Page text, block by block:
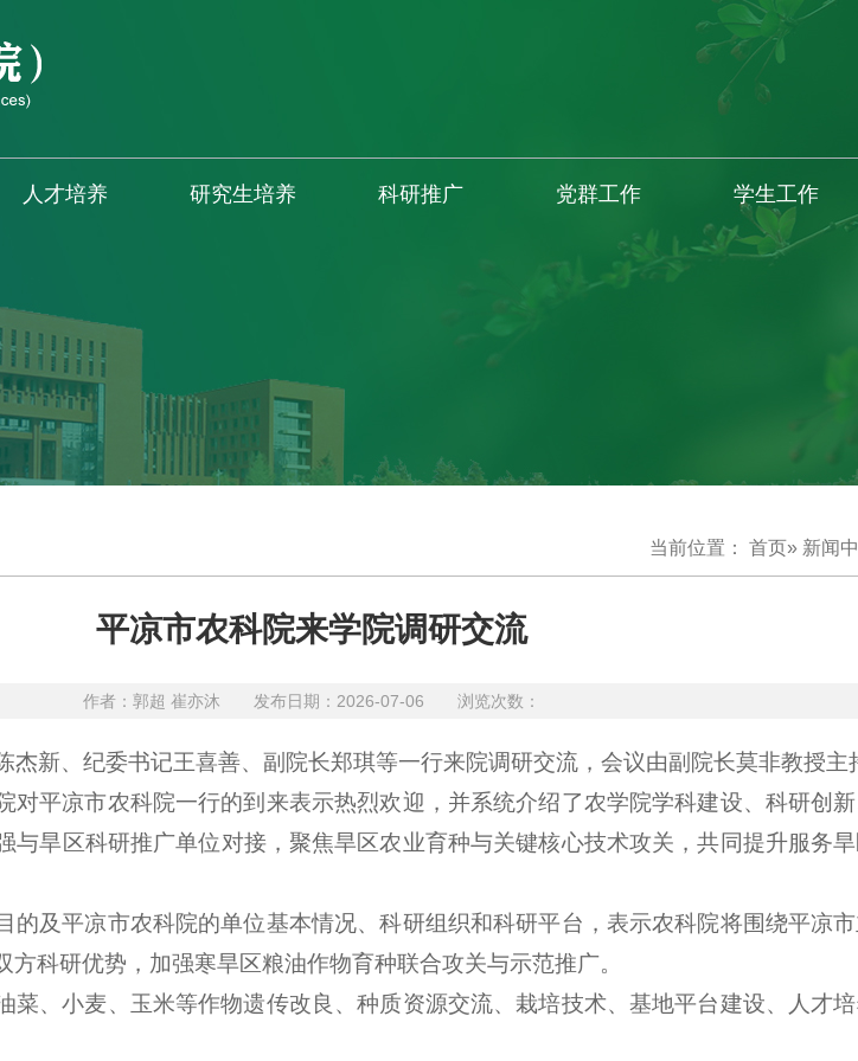
人才培养 研究生培养 科研推广 党群工作 学生工作
当前位置： 首页» 新闻
平凉市农科院来学院调研交流
作者：郭超 崔亦沐 发布日期：2026-07-06 浏览次数：
杰新、纪委书记王喜善、副院长郑琪等一行来院调研交流，会议由副院长莫非教授主
对平凉市农科院一行的到来表示热烈欢迎，并系统介绍了农学院学科建设、科研创
与旱区科研推广单位对接，聚焦旱区农业育种与关键核心技术攻关，共同提升服务
的及平凉市农科院的单位基本情况、科研组织和科研平台，表示农科院将围绕平凉
科研优势，加强寒旱区粮油作物育种联合攻关与示范推广。
菜、小麦、玉米等作物遗传改良、种质资源交流、栽培技术、基地平台建设、人才